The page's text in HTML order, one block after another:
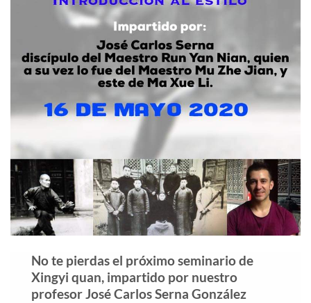
No te pierdas el próximo seminario de
Xingyi quan, impartido por nuestro
profesor José Carlos Serna González